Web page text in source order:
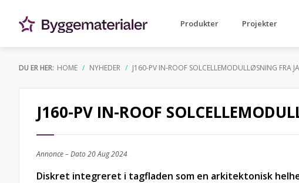
Produkter Projekter
DU ER HER: HOME NYHEDER J160-PV IN-ROOF SOLCELLEMODULLØSNING FRA
J160-PV IN-ROOF
Annonce – Dato20 Aug 2024
Diskret integreret i tagfladen som en arkitektonisk